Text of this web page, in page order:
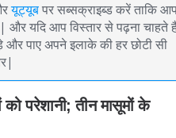
यूट्यूब पर सब्सक्राइब्ड करें ताकि
यदि आप विस्तार से पढ़ना चाहते
पाए अपने इलाके की हर छोटी सी
परेशानी; तीन मासूमों के